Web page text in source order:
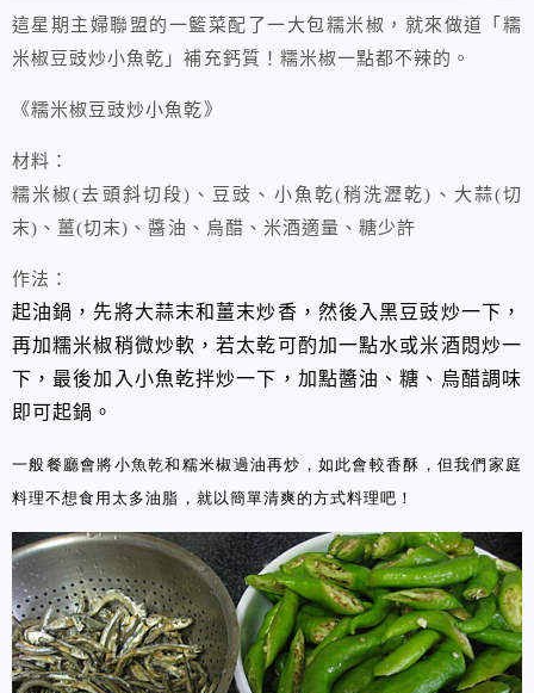
這星期主婦聯盟的一籃菜配了一大包糯米椒，就來做道「糯
米椒豆豉炒小魚乾」補充鈣質！糯米椒一點都不辣的。
《糯米椒豆豉炒小魚乾》
材料：
糯米椒(去頭斜切段)、豆豉、小魚乾(稍洗瀝乾)、大蒜(切
末)、薑(切末)、醬油、烏醋、米酒適量、糖少許
作法：
起油鍋，先將大蒜末和薑末炒香，然後入黑豆豉炒一下，
再加糯米椒稍微炒軟，若太乾可酌加一點水或米酒悶炒一
下，最後加入小魚乾拌炒一下，加點醬油、糖、烏醋調味
即可起鍋。
一般餐廳會將小魚乾和糯米椒過油再炒，如此會較香酥，但我們家庭
料理不想食用太多油脂，就以簡單清爽的方式料理吧！